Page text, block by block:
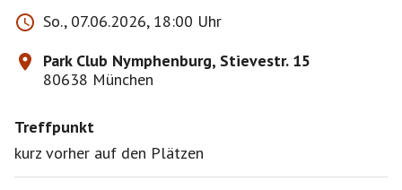
So., 07.06.2026, 18:00 Uhr
Park Club Nymphenburg, Stievestr. 15
80638 München
Treffpunkt
kurz vorher auf den Plätzen